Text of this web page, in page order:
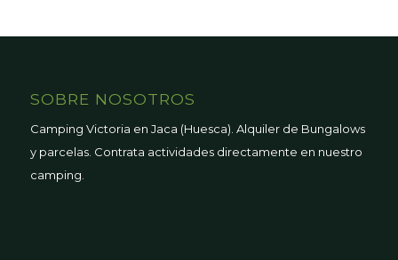
SOBRE NOSOTROS
Camping Victoria en Jaca (Huesca). Alquiler de Bungalows
y parcelas. Contrata actividades directamente en nuestro
camping.